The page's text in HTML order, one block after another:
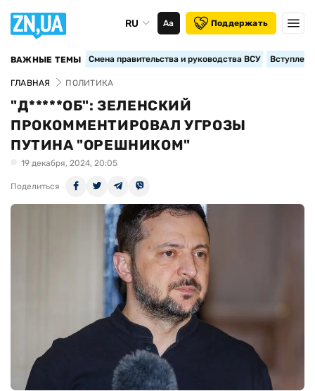
RU Аа Поддержать
ВАЖНЫЕ ТЕМЫ Смена правительства и руководства ВСУ
ГЛАВНАЯ ПОЛИТИКА
"Д*****ОБ": ЗЕЛЕНСКИЙ
ПРОКОММЕНТИРОВАЛ УГРОЗЫ
ПУТИНА "ОРЕШНИКОМ"
19 декабря, 2024, 20:05
Поделиться